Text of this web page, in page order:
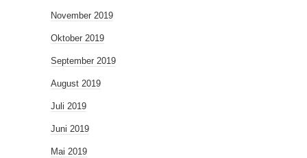
November 2019
Oktober 2019
September 2019
August 2019
Juli 2019
Juni 2019
Mai 2019